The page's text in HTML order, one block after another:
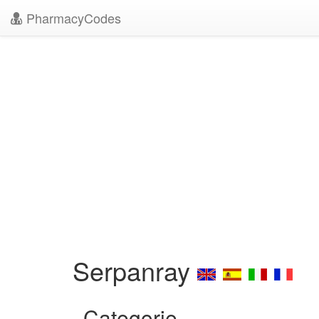
PharmacyCodes
Serpanray